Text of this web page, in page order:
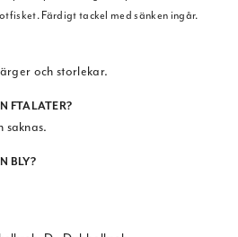
Färdigt tackel med sänken ingår.
och storlekar.
FTALATER?
BLY?